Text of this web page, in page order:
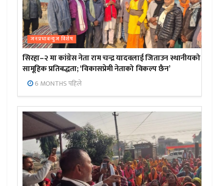
जनप्रभाबन्युज विशेष
सिरहा–२ मा कांग्रेस नेता राम चन्द्र यादवलाई जिताउन स्थानीयको
सामूहिक प्रतिबद्धता; ‘विकासप्रेमी नेताको विकल्प छैन’
6 MONTHS पहिले